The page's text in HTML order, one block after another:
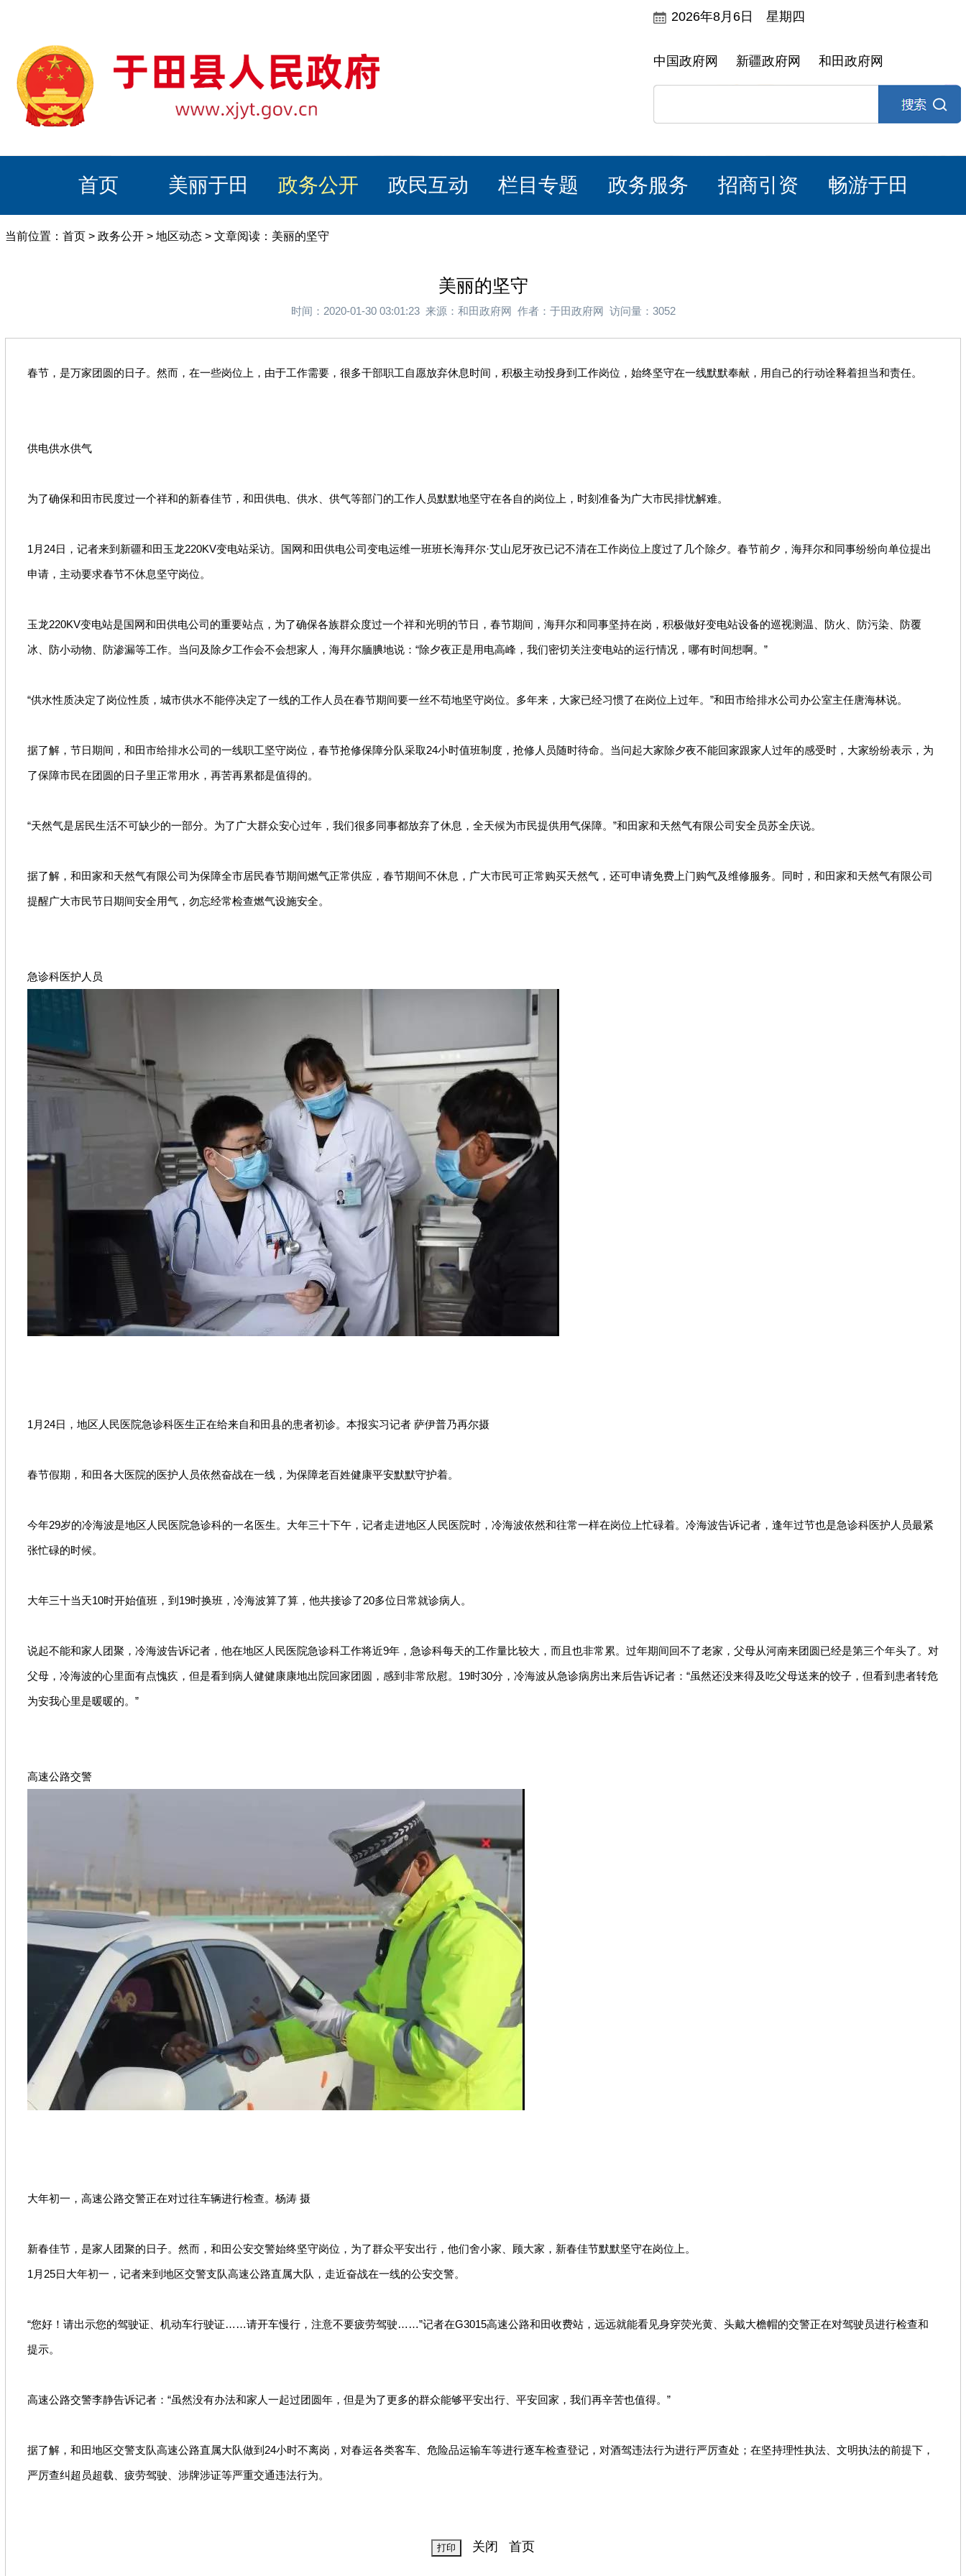
2026年8月6日 星期四
中国政府网 新疆政府网 和田政府网
首页 美丽于田 政务公开 政民互动 栏目专题 政务服务 招商引资 畅游于田
当前位置： 首页 > 政务公开 > 地区动态 > 文章阅读：美丽的坚守
美丽的坚守
时间：2020-01-30 03:01:23 来源：和田政府网 作者：于田政府网 访问量：3052
春节，是万家团圆的日子。然而，在一些岗位上，由于工作需要，很多干部职工自愿放弃休息时间，积极主动投身到工作岗位，始终坚守在一线默默奉献，用自己的行动诠释着担当和责任。
供电供水供气
为了确保和田市民度过一个祥和的新春佳节，和田供电、供水、供气等部门的工作人员默默地坚守在各自的岗位上，时刻准备为广大市民排忧解难。
1月24日，记者来到新疆和田玉龙220KV变电站采访。国网和田供电公司变电运维一班班长海拜尔·艾山尼牙孜已记不清在工作岗位上度过了几个除夕。春节前夕，海拜尔和同事纷纷向单位提出
申请，主动要求春节不休息坚守岗位。
玉龙220KV变电站是国网和田供电公司的重要站点，为了确保各族群众度过一个祥和光明的节日，春节期间，海拜尔和同事坚持在岗，积极做好变电站设备的巡视测温、防火、防污染、防覆
冰、防小动物、防渗漏等工作。当问及除夕工作会不会想家人，海拜尔腼腆地说：“除夕夜正是用电高峰，我们密切关注变电站的运行情况，哪有时间想啊。”
“供水性质决定了岗位性质，城市供水不能停决定了一线的工作人员在春节期间要一丝不苟地坚守岗位。多年来，大家已经习惯了在岗位上过年。”和田市给排水公司办公室主任唐海林说。
据了解，节日期间，和田市给排水公司的一线职工坚守岗位，春节抢修保障分队采取24小时值班制度，抢修人员随时待命。当问起大家除夕夜不能回家跟家人过年的感受时，大家纷纷表示，为
了保障市民在团圆的日子里正常用水，再苦再累都是值得的。
“天然气是居民生活不可缺少的一部分。为了广大群众安心过年，我们很多同事都放弃了休息，全天候为市民提供用气保障。”和田家和天然气有限公司安全员苏全庆说。
据了解，和田家和天然气有限公司为保障全市居民春节期间燃气正常供应，春节期间不休息，广大市民可正常购买天然气，还可申请免费上门购气及维修服务。同时，和田家和天然气有限公司
提醒广大市民节日期间安全用气，勿忘经常检查燃气设施安全。
急诊科医护人员
1月24日，地区人民医院急诊科医生正在给来自和田县的患者初诊。本报实习记者 萨伊普乃再尔摄
春节假期，和田各大医院的医护人员依然奋战在一线，为保障老百姓健康平安默默守护着。
今年29岁的冷海波是地区人民医院急诊科的一名医生。大年三十下午，记者走进地区人民医院时，冷海波依然和往常一样在岗位上忙碌着。冷海波告诉记者，逢年过节也是急诊科医护人员最紧
张忙碌的时候。
大年三十当天10时开始值班，到19时换班，冷海波算了算，他共接诊了20多位日常就诊病人。
说起不能和家人团聚，冷海波告诉记者，他在地区人民医院急诊科工作将近9年，急诊科每天的工作量比较大，而且也非常累。过年期间回不了老家，父母从河南来团圆已经是第三个年头了。对
父母，冷海波的心里面有点愧疚，但是看到病人健健康康地出院回家团圆，感到非常欣慰。19时30分，冷海波从急诊病房出来后告诉记者：“虽然还没来得及吃父母送来的饺子，但看到患者转危
为安我心里是暖暖的。”
高速公路交警
大年初一，高速公路交警正在对过往车辆进行检查。杨涛 摄
新春佳节，是家人团聚的日子。然而，和田公安交警始终坚守岗位，为了群众平安出行，他们舍小家、顾大家，新春佳节默默坚守在岗位上。
1月25日大年初一，记者来到地区交警支队高速公路直属大队，走近奋战在一线的公安交警。
“您好！请出示您的驾驶证、机动车行驶证……请开车慢行，注意不要疲劳驾驶……”记者在G3015高速公路和田收费站，远远就能看见身穿荧光黄、头戴大檐帽的交警正在对驾驶员进行检查和
提示。
高速公路交警李静告诉记者：“虽然没有办法和家人一起过团圆年，但是为了更多的群众能够平安出行、平安回家，我们再辛苦也值得。”
据了解，和田地区交警支队高速公路直属大队做到24小时不离岗，对春运各类客车、危险品运输车等进行逐车检查登记，对酒驾违法行为进行严厉查处；在坚持理性执法、文明执法的前提下，
严厉查纠超员超载、疲劳驾驶、涉牌涉证等严重交通违法行为。
关闭 首页